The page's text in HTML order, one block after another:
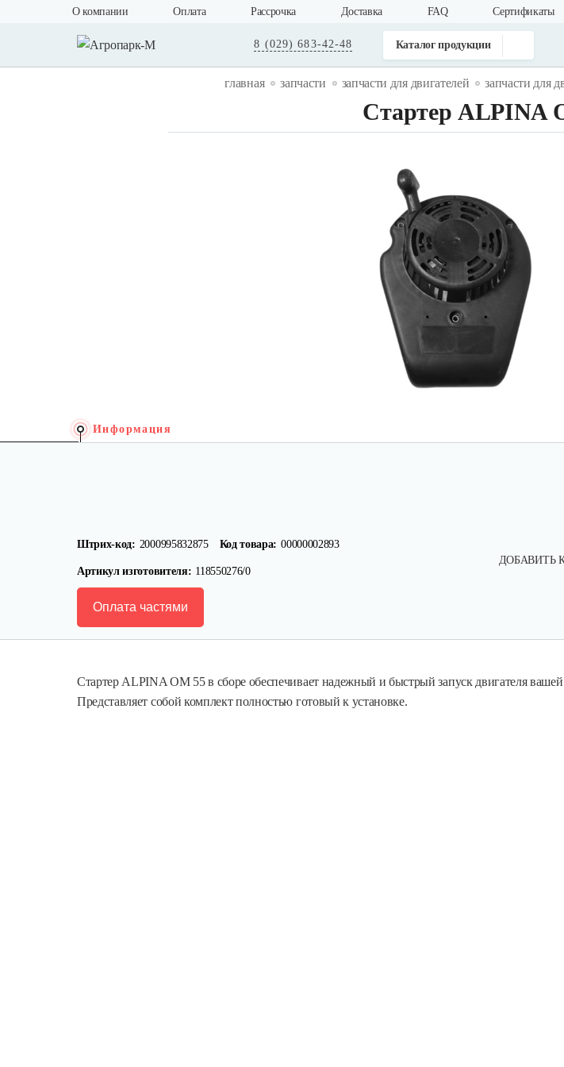
О компании Оплата Рассрочка Доставка FAQ Cертификаты
8 (029) 683-42-48 Каталог продукции
главная запчасти запчасти для двигателей запчасти для
Стартер ALPINA
Информация
Штрих-код: 2000995832875 Код товара: 00000002893
Артикул изготовителя: 118550276/0
ДОБАВИТЬ
Оплата частями
Стартер ALPINA OM 55 в сборе обеспечивает надежный и быстрый запуск двигателя
Представляет собой комплект полностью готовый к установке.